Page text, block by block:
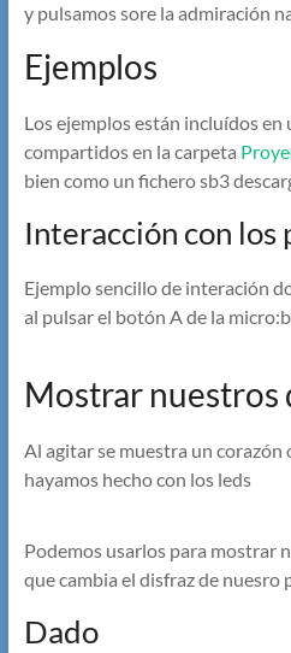
y pulsamos sore la admiración
Ejemplos
Los ejemplos están incluídos en
compartidos en la carpeta
bien como un fichero sb3
Interacción con los
Ejemplo sencillo de interación
al pulsar el botón A de la
Mostrar nuestros
Al agitar se muestra un corazón
hayamos hecho con los leds
Podemos usarlos para mostrar
que cambia el disfraz de nuesro
Dado